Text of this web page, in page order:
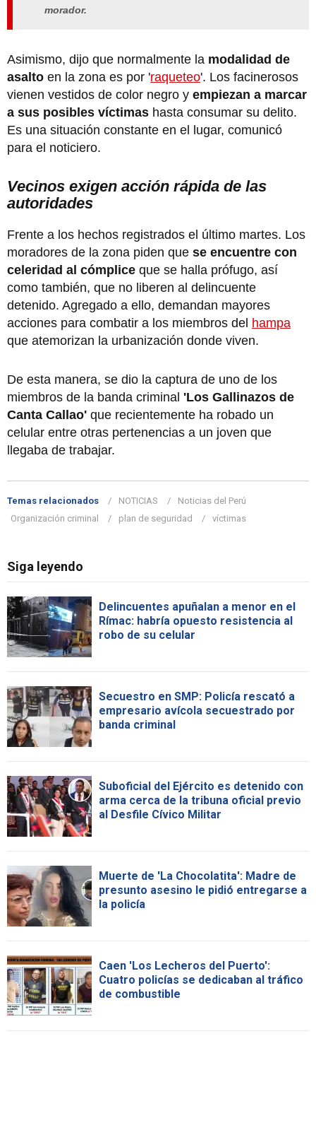
morador.
Asimismo, dijo que normalmente la modalidad de
asalto en la zona es por 'raqueteo'. Los facinerosos
vienen vestidos de color negro y empiezan a marcar
a sus posibles víctimas hasta consumar su delito.
Es una situación constante en el lugar, comunicó
para el noticiero.
Vecinos exigen acción rápida de las
autoridades
Frente a los hechos registrados el último martes. Los
moradores de la zona piden que se encuentre con
celeridad al cómplice que se halla prófugo, así
como también, que no liberen al delincuente
detenido. Agregado a ello, demandan mayores
acciones para combatir a los miembros del hampa
que atemorizan la urbanización donde viven.
De esta manera, se dio la captura de uno de los
miembros de la banda criminal 'Los Gallinazos de
Canta Callao' que recientemente ha robado un
celular entre otras pertenencias a un joven que
llegaba de trabajar.
Temas relacionados NOTICIAS
Noticias del Perú
Organización criminal
plan de seguridad víctimas
Siga leyendo
Delincuentes apuñalan a menor en el
Rímac: habría opuesto resistencia al
robo de su celular
Secuestro en SMP: Policía rescató a
empresario avícola secuestrado por
banda criminal
Suboficial del Ejército es detenido con
arma cerca de la tribuna oficial previo
al Desfile Cívico Militar
Muerte de 'La Chocolatita': Madre de
presunto asesino le pidió entregarse a
la policía
Caen 'Los Lecheros del Puerto':
Cuatro policías se dedicaban al tráfico
de combustible